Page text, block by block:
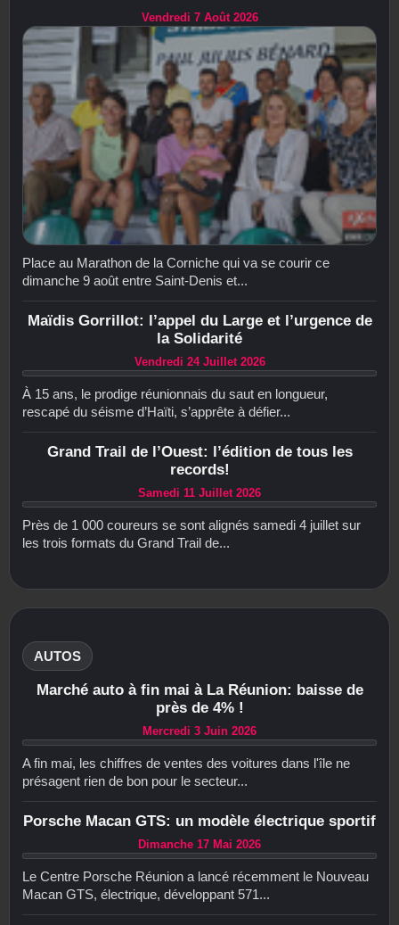
Vendredi 7 Août 2026
Place au Marathon de la Corniche qui va se courir ce
dimanche 9 août entre Saint-Denis et...
Maïdis Gorrillot: l’appel du Large et l’urgence de
la Solidarité
Vendredi 24 Juillet 2026
À 15 ans, le prodige réunionnais du saut en longueur,
rescapé du séisme d’Haïti, s’apprête à défier...
Grand Trail de l’Ouest: l’édition de tous les
records!
Samedi 11 Juillet 2026
Près de 1 000 coureurs se sont alignés samedi 4 juillet sur
les trois formats du Grand Trail de...
AUTOS
Marché auto à fin mai à La Réunion: baisse de
près de 4% !
Mercredi 3 Juin 2026
A fin mai, les chiffres de ventes des voitures dans l'île ne
présagent rien de bon pour le secteur...
Porsche Macan GTS: un modèle électrique sportif
Dimanche 17 Mai 2026
Le Centre Porsche Réunion a lancé récemment le Nouveau
Macan GTS, électrique, développant 571...